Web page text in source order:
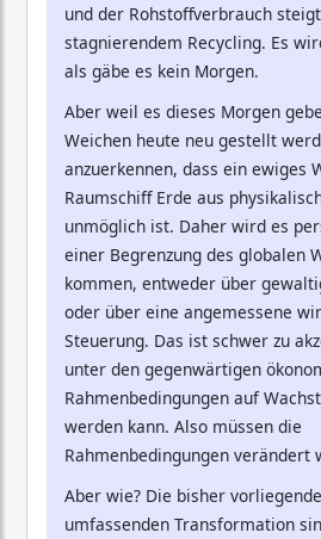
und der Rohstoffverbrauch
stagnierendem Recycling. Es
als gäbe es kein Morgen.
Aber weil es dieses Morgen
Weichen heute neu gestellt
anzuerkennen, dass ein ewiges
Raumschiff Erde aus
unmöglich ist. Daher wird es
einer Begrenzung des globalen
kommen, entweder über
oder über eine angemessene
Steuerung. Das ist schwer zu
unter den gegenwärtigen
Rahmenbedingungen auf
werden kann. Also müssen die
Rahmenbedingungen verändert
Aber wie? Die bisher
umfassenden Transformation